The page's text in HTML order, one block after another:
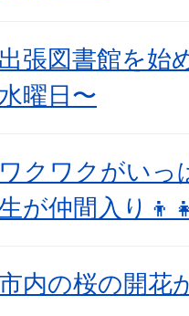
出張図書館を始
曜日〜
ワクワクがいっ
が仲間入り👦👧
内の桜の開花